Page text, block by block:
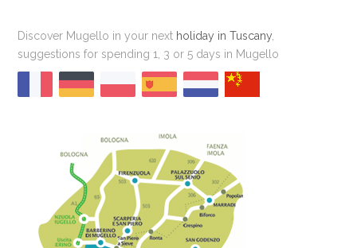
Discover Mugello in your next holiday in Tuscany
suggestions for spending 1, 3 or 5 days in Mugello